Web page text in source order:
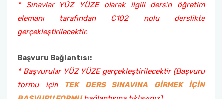
* Sınavlar YÜZ YÜZE olarak ilgili dersin öğretim
elemanı tarafından C102 nolu derslikte
gerçekleştirilecektir.
Başvuru Bağlantısı:
* Başvurular YÜZ YÜZE gerçekleştirilecektir (Başvuru
formu için
TEK DERS SINAVINA GİRMEK İÇİN